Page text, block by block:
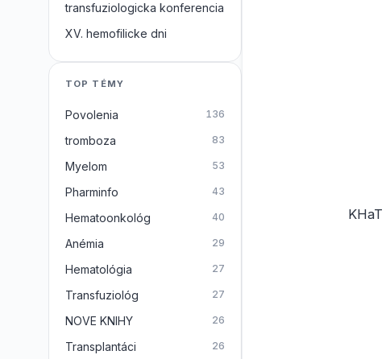
transfuziologicka konferencia
XV. hemofilicke dni
TOP TÉMY
Povolenia 136
tromboza 83
Myelom 53
Pharminfo 43
Hematoonkológ 40
Anémia 29
Hematológia 27
Transfuziológ 27
NOVE KNIHY 26
Transplantáci 26